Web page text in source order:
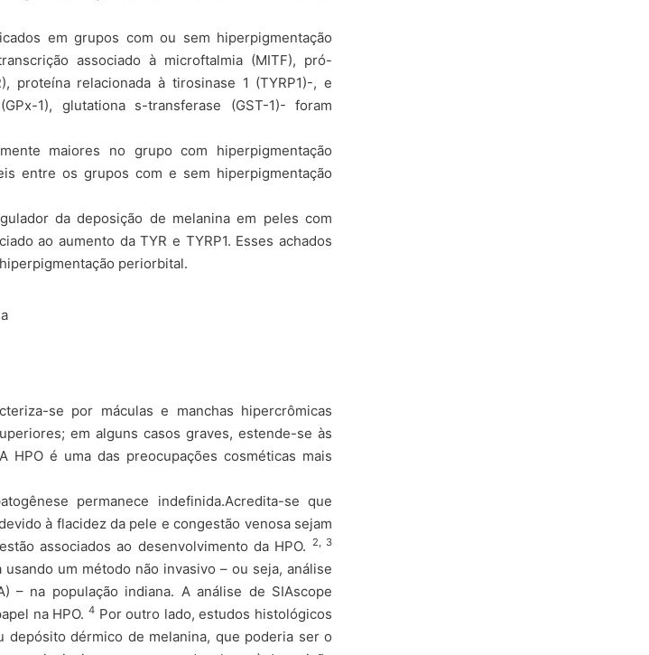
em grupos com ou sem hiperpigmentação
associado à microftalmia (MITF), pró-
proteína relacionada à tirosinase 1 (TYRP1)-, e
1), glutationa s-transferase (GST-1)- foram
maiores no grupo com hiperpigmentação
entre os grupos com e sem hiperpigmentação
da deposição de melanina em peles com
ao aumento da TYR e TYRP1. Esses achados
periorbital.
se por máculas e manchas hipercrômicas
em alguns casos graves, estende-se às
A HPO é uma das preocupações cosméticas mais
permanece indefinida.Acredita-se que
à flacidez da pele e congestão venosa sejam
associados ao desenvolvimento da HPO. 2, 3
um método não invasivo – ou seja, análise
– na população indiana. A análise de SIAscope
na HPO. 4 Por outro lado, estudos histológicos
dérmico de melanina, que poderia ser o